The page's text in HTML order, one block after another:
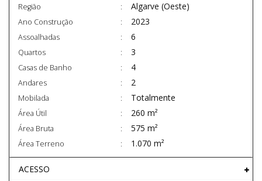
Região Algarve (Oeste)
Ano Construção 2023
Assoalhadas 6
Quartos 3
Casas de Banho 4
Andares 2
Mobilada Totalmente
Área Útil 260 m²
Área Bruta 575 m²
Área Terreno 1.070 m²
ACESSO